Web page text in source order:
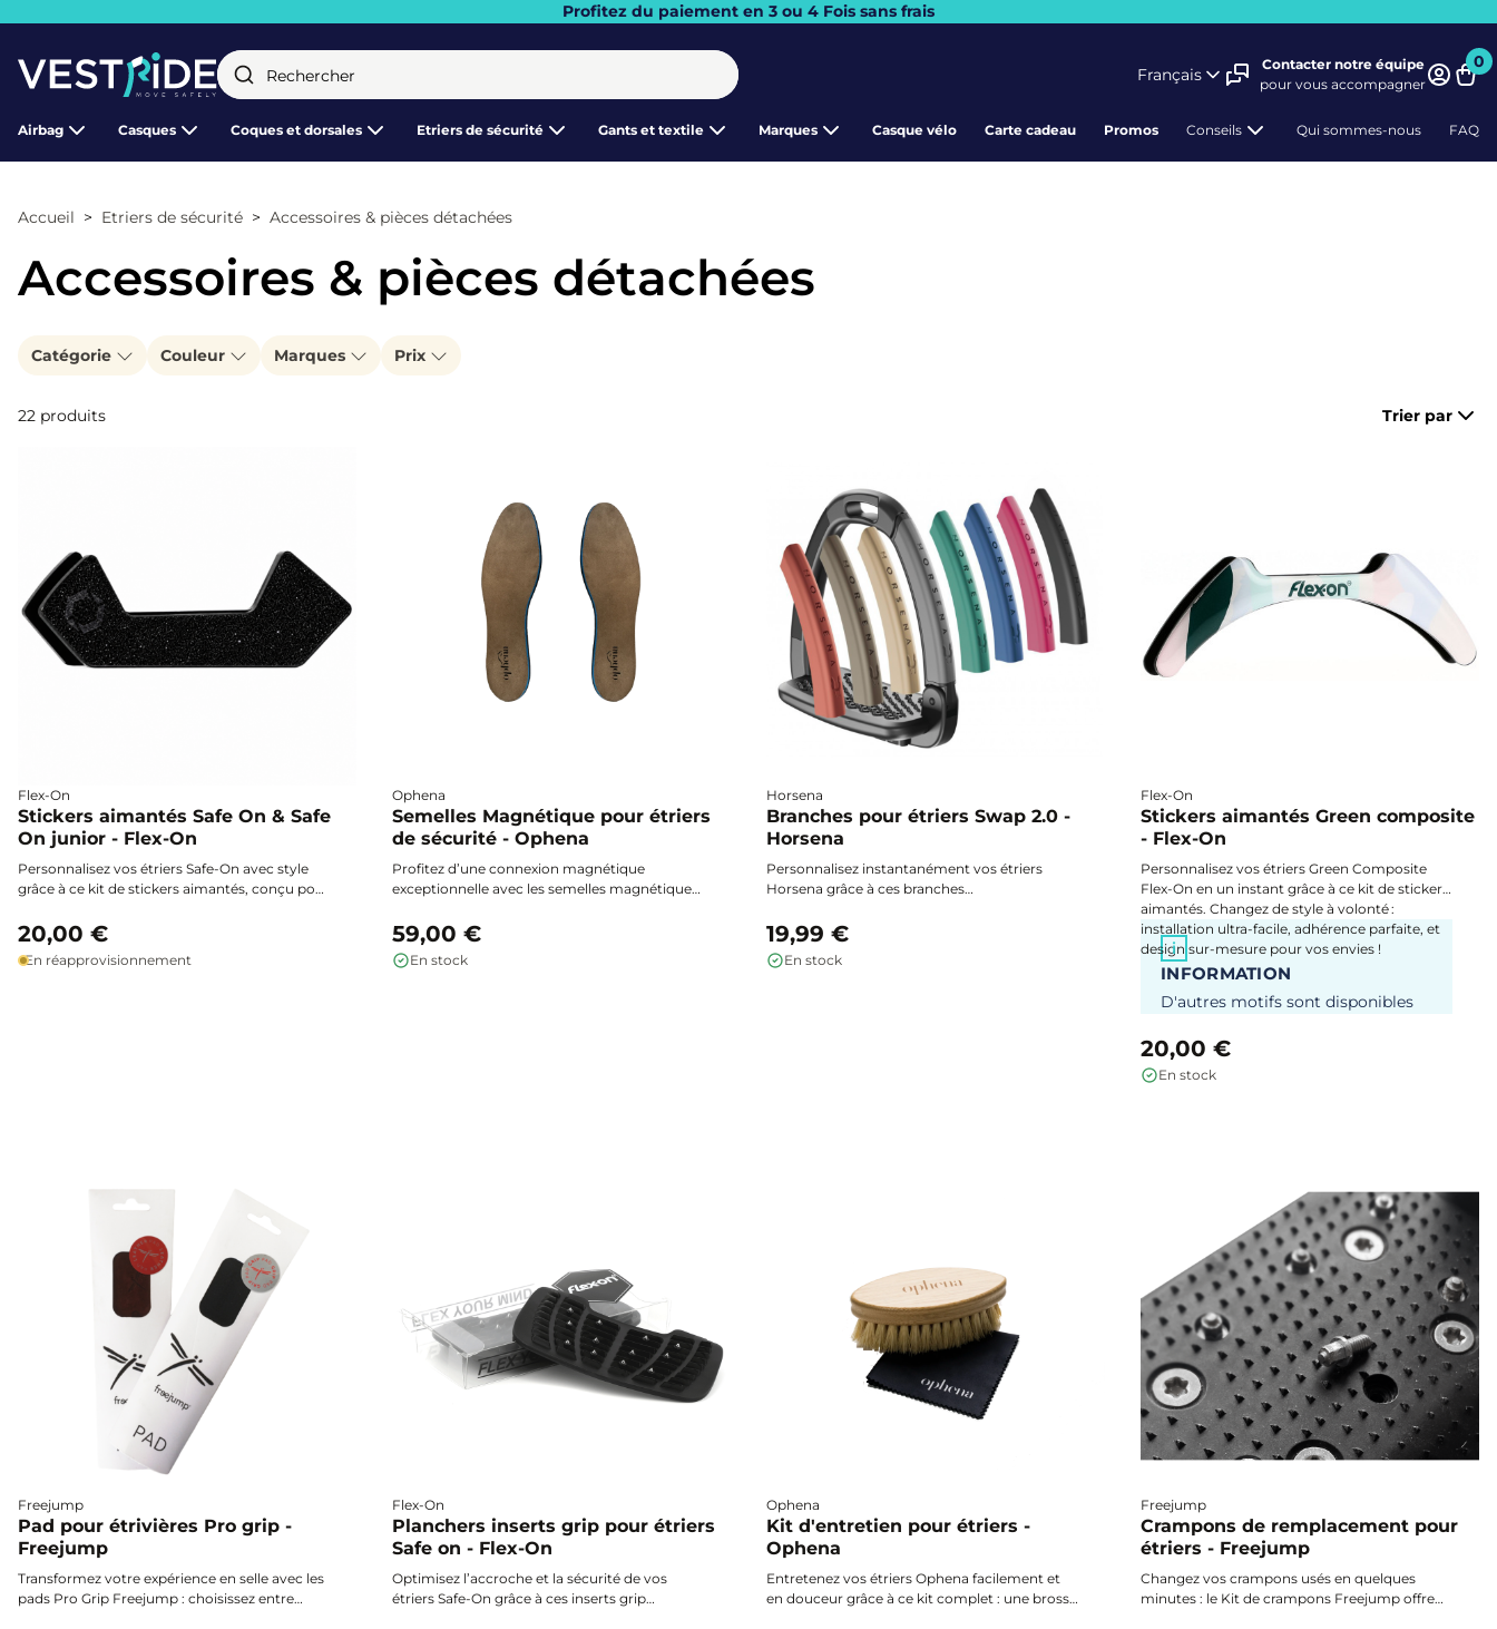
Profitez du paiement en 3 ou 4 Fois sans frais
Français
Contacter notre équipe
pour vous accompagner
0
Airbag Casques Coques et dorsales Etriers de sécurité Gants et textile Marques Casque vélo Carte cadeau Promos Conseils Qui sommes-nous FAQ
Accueil Etriers de sécurité Accessoires & pièces détachées
Accessoires & pièces détachées
Catégorie Couleur Marques Prix
22 produits Trier par
Flex-On
Stickers aimantés Safe On & Safe
On junior - Flex-On
Personnalisez vos étriers Safe-On avec style
grâce à ce kit de stickers aimantés, conçu pour
session.
20,00 €
En réapprovisionnement
Ophena
Semelles Magnétique pour étriers
de sécurité - Ophena
Profitez d’une connexion magnétique
exceptionnelle avec les semelles magnétiques
optimiser la sécurité et la stabilité avec vos
étriers de sécurité Ophena S et S Pro. Ultra
fines, confortables et faciles à installer, elles
59,00 €
En stock
Horsena
Branches pour étriers Swap 2.0 -
Horsena
Personnalisez instantanément vos étriers
Horsena grâce à ces branches
remplacez-les en toute simplicité, pour des
étriers toujours uniques et adaptés à vos
envies.
19,99 €
En stock
Flex-On
Stickers aimantés Green composite
- Flex-On
Personnalisez vos étriers Green Composite
Flex-On en un instant grâce à ce kit de stickers
aimantés. Changez de style à volonté :
installation ultra-facile, adhérence parfaite, et
design sur-mesure pour vos envies !
i
INFORMATION
D'autres motifs sont disponibles
pour en savoir plus.
20,00 €
En stock
Freejump
Pad pour étrivières Pro grip -
Freejump
Transformez votre expérience en selle avec les
pads Pro Grip Freejump : choisissez entre
Flex-On
Planchers inserts grip pour étriers
Safe on - Flex-On
Optimisez l’accroche et la sécurité de vos
étriers Safe-On grâce à ces inserts grip
Ophena
Kit d'entretien pour étriers -
Ophena
Entretenez vos étriers Ophena facilement et
en douceur grâce à ce kit complet : une brosse
Freejump
Crampons de remplacement pour
étriers - Freejump
Changez vos crampons usés en quelques
minutes : le Kit de crampons Freejump offre